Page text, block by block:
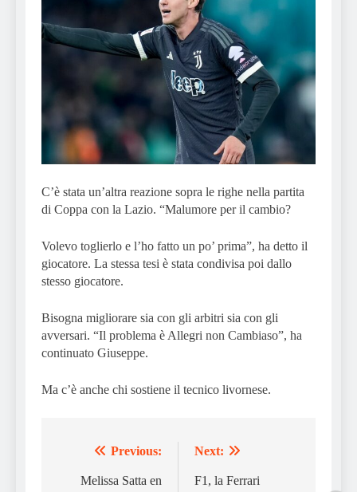
C’è stata un’altra reazione sopra le righe nella partita
di Coppa con la Lazio. “Malumore per il cambio?
Volevo toglierlo e l’ho fatto un po’ prima”, ha detto il
giocatore. La stessa tesi è stata condivisa poi dallo
stesso giocatore.
Bisogna migliorare sia con gli arbitri sia con gli
avversari. “Il problema è Allegri non Cambiaso”, ha
continuato Giuseppe.
Ma c’è anche chi sostiene il tecnico livornese.
navigation
Previous:
Melissa Satta en
Next:
F1, la Ferrari